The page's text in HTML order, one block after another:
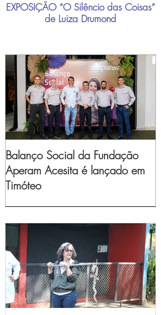
EXPOSIÇÃO “O Silêncio das Coisas”
de Luiza Drumond
Balanço Social da Fundação
Aperam Acesita é lançado em
Timóteo